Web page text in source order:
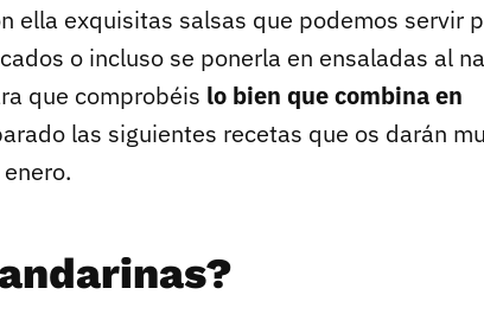
ella exquisitas salsas que podemos servir
o incluso se ponerla en ensaladas al
que comprobéis lo bien que combina en
las siguientes recetas que os darán